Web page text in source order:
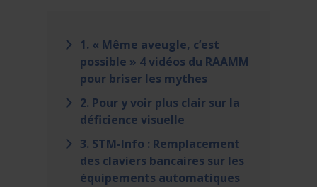
1. « Même aveugle, c’est
possible » 4 vidéos du RAAMM
pour briser les mythes
2. Pour y voir plus clair sur la
déficience visuelle
3. STM-Info : Remplacement
des claviers bancaires sur les
équipements automatiques